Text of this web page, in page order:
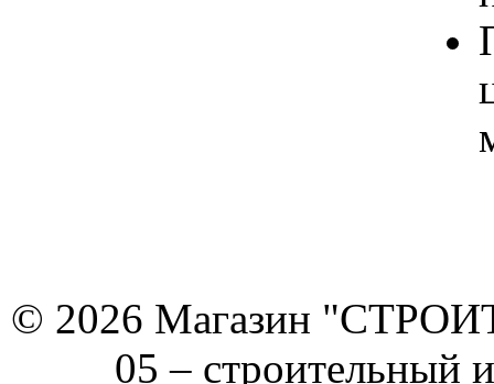
© 2026 Магазин
05 – строительный